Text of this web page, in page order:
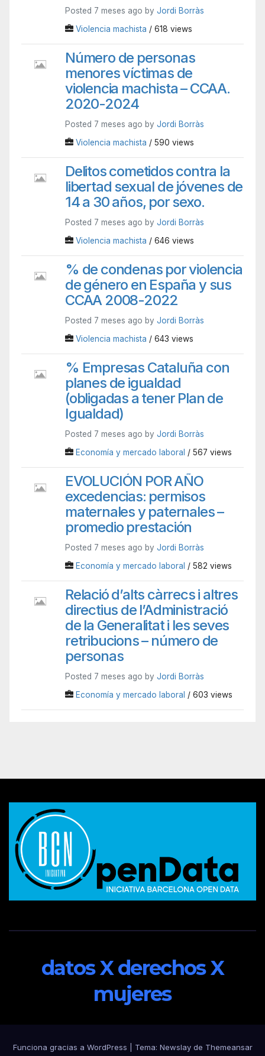
Posted 7 meses ago by Jordi Borràs
Violencia machista / 618 views
Número de personas
menores víctimas de
violencia machista – CCAA.
2020-2024
Posted 7 meses ago by Jordi Borràs
Violencia machista / 590 views
Delitos cometidos contra la
libertad sexual de jóvenes de
14 a 30 años, por sexo.
Posted 7 meses ago by Jordi Borràs
Violencia machista / 646 views
% de condenas por violencia
de género en España y sus
CCAA 2008-2022
Posted 7 meses ago by Jordi Borràs
Violencia machista / 643 views
% Empresas Cataluña con
planes de igualdad
(obligadas a tener Plan de
Igualdad)
Posted 7 meses ago by Jordi Borràs
Economía y mercado laboral / 567 views
EVOLUCIÓN POR AÑO
excedencias: permisos
maternales y paternales –
promedio prestación
Posted 7 meses ago by Jordi Borràs
Economía y mercado laboral / 582 views
Relació d’alts càrrecs i altres
directius de l’Administració
de la Generalitat i les seves
retribucions – número de
personas
Posted 7 meses ago by Jordi Borràs
Economía y mercado laboral / 603 views
datos X derechos X
mujeres
Funciona gracias a WordPress Tema: Newslayde Themeansar